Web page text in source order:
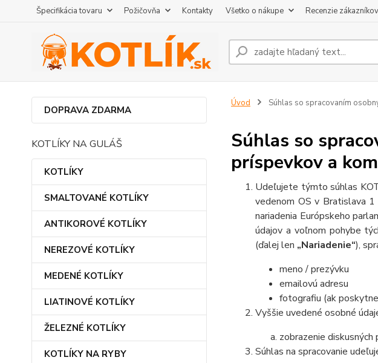
Špecifikácia tovaru Požičovňa Kontakty Všetko o nákupe Recenzie zákazníkov
DOPRAVA ZDARMA
KOTLÍKY NA GULÁŠ
KOTLÍKY
SMALTOVANÉ KOTLÍKY
ANTIKOROVÉ KOTLÍKY
NEREZOVÉ KOTLÍKY
MEDENÉ KOTLÍKY
LIATINOVÉ KOTLÍKY
ŽELEZNÉ KOTLÍKY
KOTLÍKY NA RYBY
Úvod Súhlas so spracovaním
Súhlas so
príspevkov a
Udeľujete týmto súhlas
vedenom OS v Bratislava
nariadenia Európskeho
údajov a voľnom pohybe
(ďalej len „Nariadenie“),
meno / prezývku
emailovú adresu
fotografiu (ak
Vyššie uvedené osobné
zobrazenie
Súhlas na spracovanie